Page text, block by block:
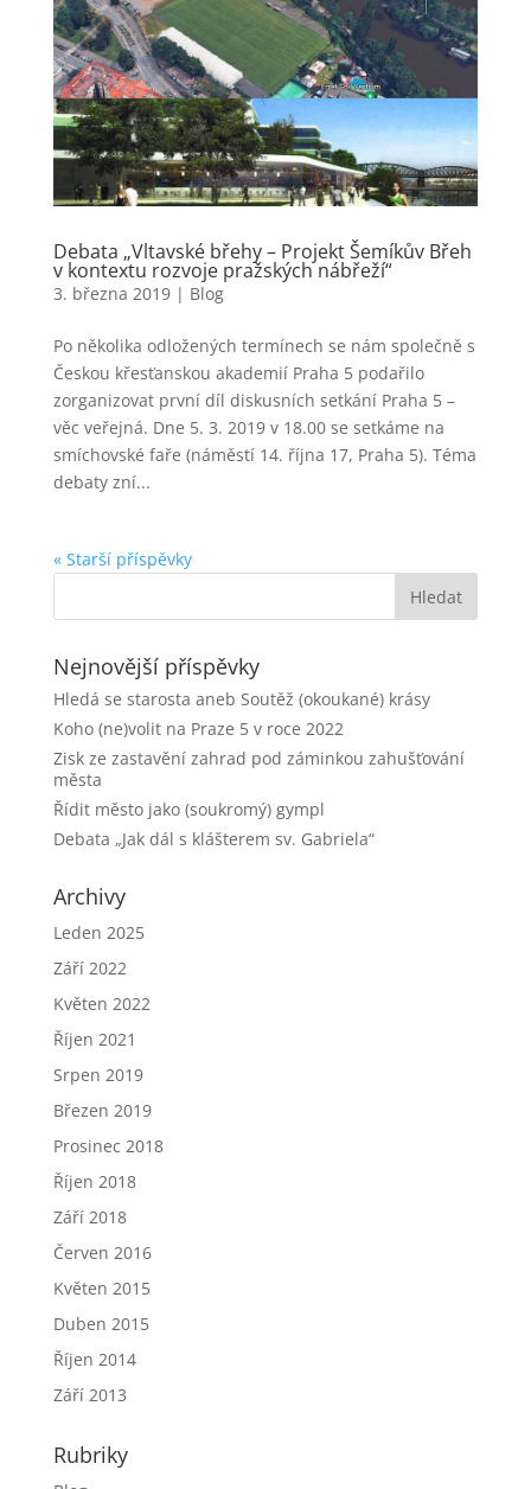
Debata „Vltavské břehy – Projekt Šemíkův Břeh
v kontextu rozvoje pražských nábřeží“
3. března 2019| Blog
Po několika odložených termínech se nám společně s
Českou křesťanskou akademií Praha 5 podařilo
zorganizovat první díl diskusních setkání Praha 5 –
věc veřejná. Dne 5. 3. 2019 v 18.00 se setkáme na
smíchovské faře (náměstí 14. října 17, Praha 5). Téma
debaty zní...
« Starší příspěvky
Nejnovější příspěvky
Hledá se starosta aneb Soutěž (okoukané) krásy
Koho (ne)volit na Praze 5 v roce 2022
Zisk ze zastavění zahrad pod záminkou zahušťování
města
Řídit město jako (soukromý) gympl
Debata „Jak dál s klášterem sv. Gabriela“
Archivy
Leden 2025
Září 2022
Květen 2022
Říjen 2021
Srpen 2019
Březen 2019
Prosinec 2018
Říjen 2018
Září 2018
Červen 2016
Květen 2015
Duben 2015
Říjen 2014
Září 2013
Rubriky